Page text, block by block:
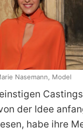
der Idee
habe ihre
Nasemann, Model